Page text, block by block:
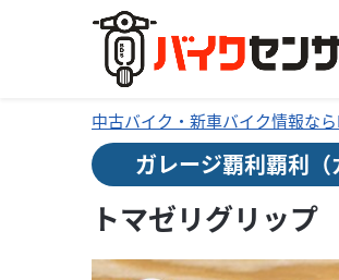
中古バイク・新車バイク情報な
ガレージ覇利覇利（
トマゼリグリッ